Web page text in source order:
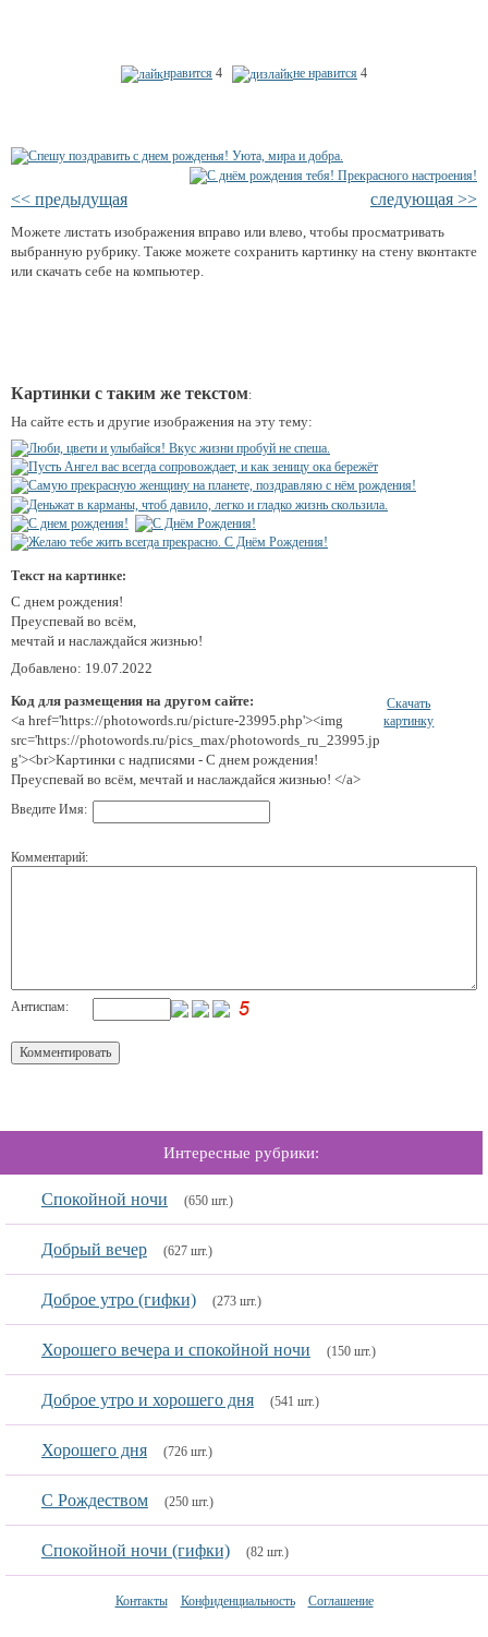
нравится 4 не нравится 4
<< предыдущая следующая >>
Можете листать изображения вправо или влево, чтобы просматривать
выбранную рубрику. Также можете сохранить картинку на стену вконтакте
или скачать себе на компьютер.
Картинки с таким же текстом:
На сайте есть и другие изображения на эту тему:
Текст на картинке:
С днем рождения!
Преуспевай во всём,
мечтай и наслаждайся жизнью!
Добавлено: 19.07.2022
Код для размещения на другом сайте:
<a href='https://photowords.ru/picture-23995.php'><img
src='https://photowords.ru/pics_max/photowords_ru_23995.jp
g'><br>Картинки с надписями - С днем рождения!
Преуспевай во всём, мечтай и наслаждайся жизнью! </a>
Скачать
картинку
Введите Имя:
Комментарий:
Антиспам:
Интересные рубрики:
Спокойной ночи (650 шт.)
Добрый вечер (627 шт.)
Доброе утро (гифки) (273 шт.)
Хорошего вечера и спокойной ночи (150 шт.)
Доброе утро и хорошего дня (541 шт.)
Хорошего дня (726 шт.)
С Рождеством (250 шт.)
Спокойной ночи (гифки) (82 шт.)
Контакты Конфиденциальность Соглашение